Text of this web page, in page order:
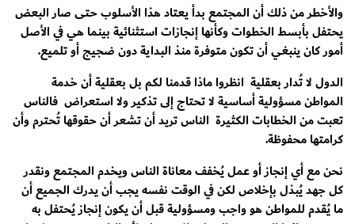
والأخطر من ذلك أن المجتمع بدأ يعتاد هذا الأسلوب حتى صار البعض
يحتفل بأبسط الخطوات وكأنها إنجازات استثنائية بينما هي في الأصل
أمور كان ينبغي أن تكون متوفرة منذ البداية دون ضجيج أو تلميع.
الدول لا تُدار بعقلية انظروا ماذا قدمنا لكم بل بعقلية أن خدمة
المواطن مسؤولية أساسية لا تحتاج إلى تذكير ولا استعراض فالناس
تعبت من الخطابات الكثيرة الناس تريد أن تشعر أن حقوقها تُحترم وأن
كرامتها محفوظة.
نحن مع أي إنجاز أو عمل يُخفف معاناة الناس ويخدم المجتمع ونقدر
كل جهد يُبذل بإخلاص لكن في الوقت نفسه يجب أن يدرك الجميع أن
ما يُقدم للمواطن هو واجب ومسؤولية قبل أن يكون إنجاز يُحتفل به